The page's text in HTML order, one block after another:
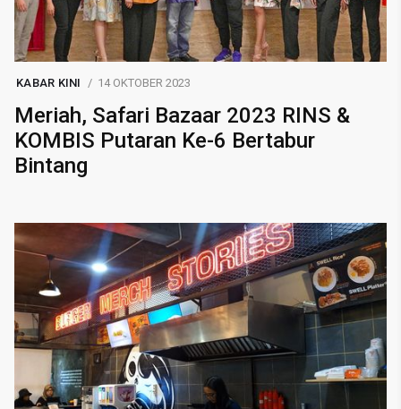
KABAR KINI 14 OKTOBER 2023
Meriah, Safari Bazaar 2023 RINS &
KOMBIS Putaran Ke-6 Bertabur
Bintang